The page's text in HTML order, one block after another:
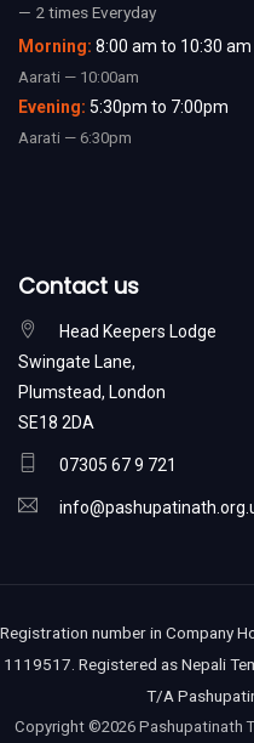
— 2 times Everyday
Morning: 8:00 am to 10:30 am
Aarati — 10:00am
Evening: 5:30pm to 7:00pm
Aarati — 6:30pm
Contact us
Head Keepers Lodge
Swingate Lane,
Plumstead, London
SE18 2DA
07305 67 9 721
Registration number in Company
1119517. Registered as Nepali
T/A
Copyright ©2026 Pashupatinath